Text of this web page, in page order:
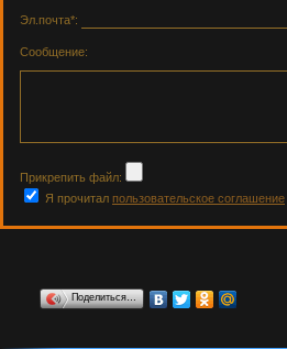
Эл.почта*:
Сообщение:
Прикрепить файл:
Я прочитал пользовательское соглашение
Поделиться…